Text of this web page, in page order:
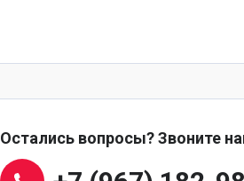
Остались вопросы? Звоните